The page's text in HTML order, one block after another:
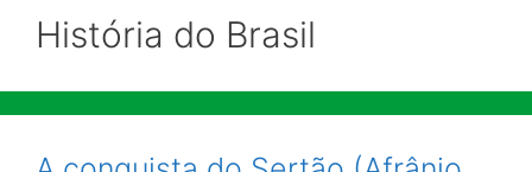
História do Brasil